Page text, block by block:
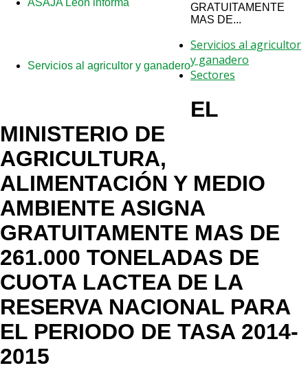
ASAJA León informa
Servicios al agricultor y ganadero
GRATUITAMENTE
MAS DE...
Servicios al agricultor
y ganadero
Sectores
EL
MINISTERIO DE
AGRICULTURA,
ALIMENTACIÓN Y MEDIO
AMBIENTE ASIGNA
GRATUITAMENTE MAS DE
261.000 TONELADAS DE
CUOTA LACTEA DE LA
RESERVA NACIONAL PARA
EL PERIODO DE TASA 2014-
2015